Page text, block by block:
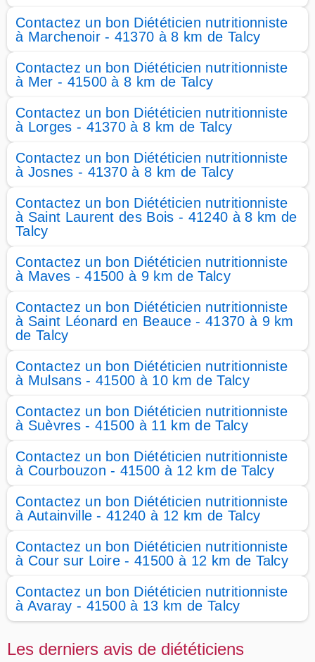
Contactez un bon Diététicien nutritionniste
à Marchenoir - 41370 à 8 km de Talcy
Contactez un bon Diététicien nutritionniste
à Mer - 41500 à 8 km de Talcy
Contactez un bon Diététicien nutritionniste
à Lorges - 41370 à 8 km de Talcy
Contactez un bon Diététicien nutritionniste
à Josnes - 41370 à 8 km de Talcy
Contactez un bon Diététicien nutritionniste
à Saint Laurent des Bois - 41240 à 8 km de
Talcy
Contactez un bon Diététicien nutritionniste
à Maves - 41500 à 9 km de Talcy
Contactez un bon Diététicien nutritionniste
à Saint Léonard en Beauce - 41370 à 9 km
de Talcy
Contactez un bon Diététicien nutritionniste
à Mulsans - 41500 à 10 km de Talcy
Contactez un bon Diététicien nutritionniste
à Suèvres - 41500 à 11 km de Talcy
Contactez un bon Diététicien nutritionniste
à Courbouzon - 41500 à 12 km de Talcy
Contactez un bon Diététicien nutritionniste
à Autainville - 41240 à 12 km de Talcy
Contactez un bon Diététicien nutritionniste
à Cour sur Loire - 41500 à 12 km de Talcy
Contactez un bon Diététicien nutritionniste
à Avaray - 41500 à 13 km de Talcy
Les derniers avis de diététiciens